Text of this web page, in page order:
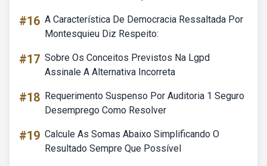
#16 A Característica De Democracia Ressaltada Por
Montesquieu Diz Respeito:
#17 Sobre Os Conceitos Previstos Na Lgpd
Assinale A Alternativa Incorreta
#18 Requerimento Suspenso Por Auditoria 1 Seguro
Desemprego Como Resolver
#19 Calcule As Somas Abaixo Simplificando O
Resultado Sempre Que Possível